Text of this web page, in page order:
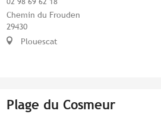
Chemin du Frouden
29430
Plouescat
Plage du Cosmeur